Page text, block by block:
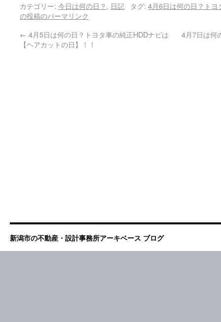
カテゴリー: 今日は何の日？ , 日記 タグ: 4月6日は何の日？ト
の投稿のパーマリンク
← 4月5日は何の日？トヨタ車の純正HDDナビは
【ヘアカットの日】！！
4月7日は何
新潟市の不動産・設計事務所アーキベース ブログ